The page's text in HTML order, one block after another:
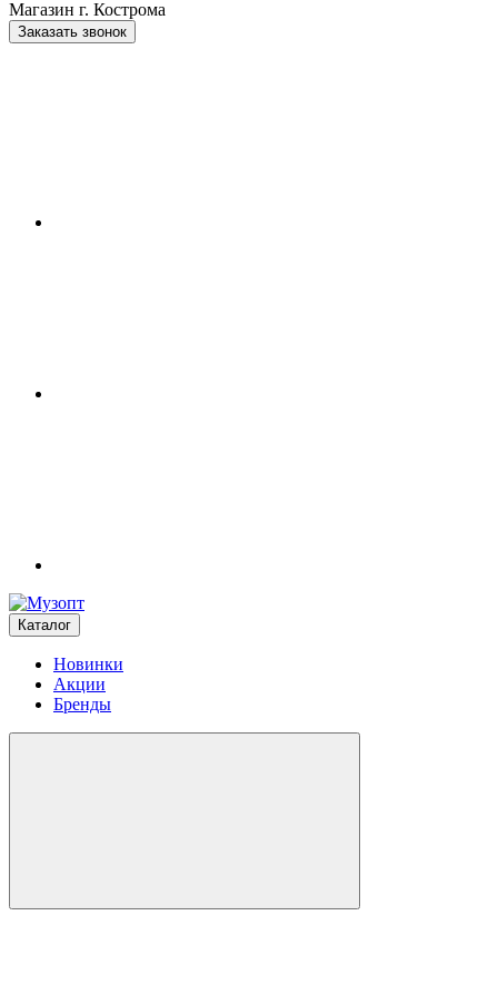
Магазин г. Кострома
Заказать звонок
Каталог
Новинки
Акции
Бренды